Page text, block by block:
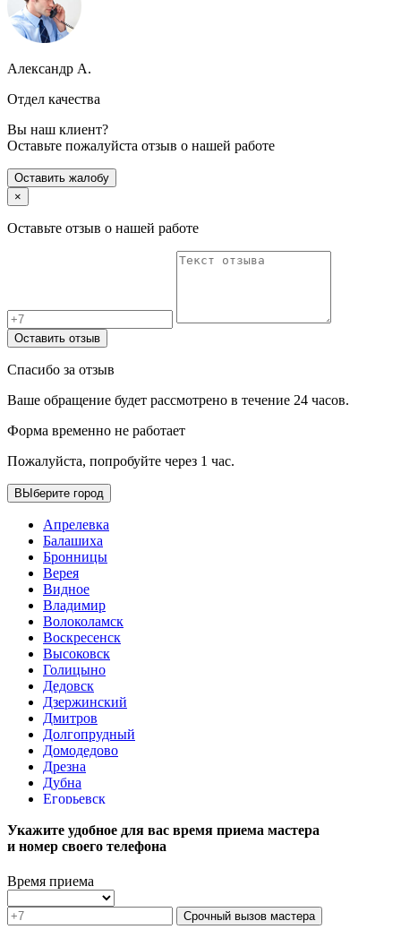
Александр А.
Отдел качества
Вы наш клиент?
Оставьте пожалуйста отзыв о нашей работе
Оставить жалобу
×
Оставьте отзыв о нашей работе
Оставить отзыв
Спасибо за отзыв
Ваше обращение будет рассмотрено в течение 24 часов.
Форма временно не работает
Пожалуйста, попробуйте через 1 час.
ВЫберите город
Апрелевка
Балашиха
Бронницы
Верея
Видное
Владимир
Волоколамск
Воскресенск
Высоковск
Голицыно
Дедовск
Дзержинский
Дмитров
Долгопрудный
Домодедово
Дрезна
Дубна
Егорьевск
Жуковский
Зарайск
Зеленоград
Ивантеевка
Истра
Кашира
Укажите удобное для вас время приема мастера
и номер своего телефона
Время приема
Срочный вызов мастера